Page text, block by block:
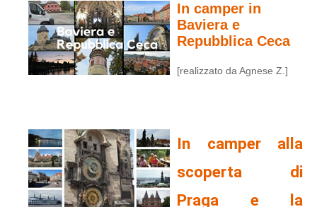
In camper in
Baviera e
Repubblica Ceca
[realizzato da Agnese Z.]
In camper alla
scoperta di
Praga e la